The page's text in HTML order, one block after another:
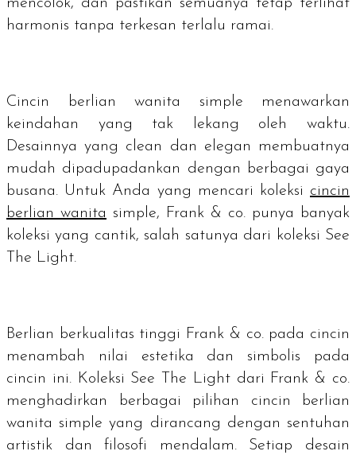
mencolok, dan pastikan semuanya tetap terlihat
harmonis tanpa terkesan terlalu ramai.
Cincin berlian wanita simple menawarkan
keindahan yang tak lekang oleh waktu.
Desainnya yang clean dan elegan membuatnya
mudah dipadupadankan dengan berbagai gaya
busana. Untuk Anda yang mencari koleksi cincin
berlian wanita simple, Frank & co. punya banyak
koleksi yang cantik, salah satunya dari koleksi See
The Light.
Berlian berkualitas tinggi Frank & co. pada cincin
menambah nilai estetika dan simbolis pada
cincin ini. Koleksi See The Light dari Frank & co.
menghadirkan berbagai pilihan cincin berlian
wanita simple yang dirancang dengan sentuhan
artistik dan filosofi mendalam. Setiap desain